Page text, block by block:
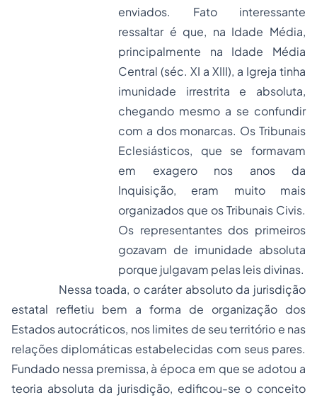
enviados. Fato interessante
ressaltar é que, na Idade Média,
principalmente na Idade Média
Central (séc. XI a XIII), a Igreja tinha
imunidade irrestrita e absoluta,
chegando mesmo a se confundir
com a dos monarcas. Os Tribunais
Eclesiásticos, que se formavam
em exagero nos anos da
Inquisição, eram muito mais
organizados que os Tribunais Civis.
Os representantes dos primeiros
gozavam de imunidade absoluta
porque julgavam pelas leis divinas.
Nessa toada, o caráter absoluto da jurisdição
estatal refletiu bem a forma de organização dos
Estados autocráticos, nos limites de seu território e nas
relações diplomáticas estabelecidas com seus pares.
Fundado nessa premissa, à época em que se adotou a
teoria absoluta da jurisdição, edificou-se o conceito